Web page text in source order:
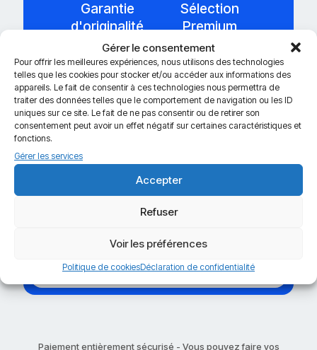
Gérer le consentement
Pour offrir les meilleures expériences, nous utilisons des technologies
telles que les cookies pour stocker et/ou accéder aux informations des
appareils. Le fait de consentir à ces technologies nous permettra de
traiter des données telles que le comportement de navigation ou les ID
uniques sur ce site. Le fait de ne pas consentir ou de retirer son
consentement peut avoir un effet négatif sur certaines caractéristiques et
fonctions.
Gérer les services
Accepter
Refuser
Voir les préférences
Politique de cookiesDéclaration de confidentialité
Garantie
d'originalité
Sélection
Premium
En soumettant ce formulaire, j'accepte que les informations
saisies soient exploitées dans le cadre de la demande de contact et
Paiement entièrement sécurisé - Vous pouvez faire vos